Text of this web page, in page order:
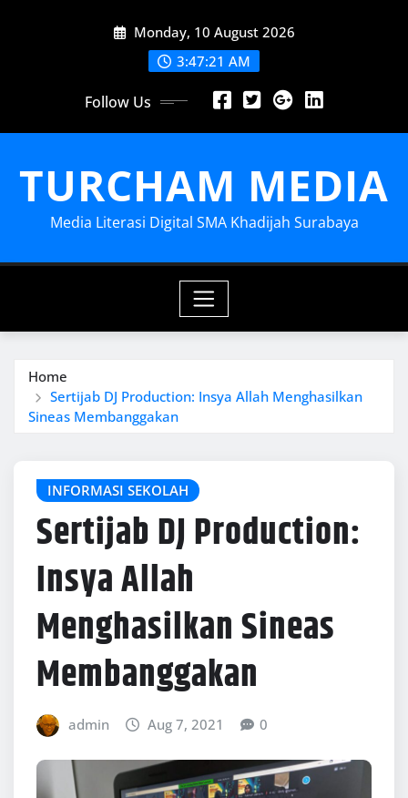
Monday, 10 August 2026
3:47:23 AM
Follow Us
TURCHAM MEDIA
Media Literasi Digital SMA Khadijah Surabaya
Home
Sertijab DJ Production: Insya Allah Menghasilkan
Sineas Membanggakan
INFORMASI SEKOLAH
Sertijab DJ Production:
Insya Allah
Menghasilkan Sineas
Membanggakan
admin Aug 7, 2021 0